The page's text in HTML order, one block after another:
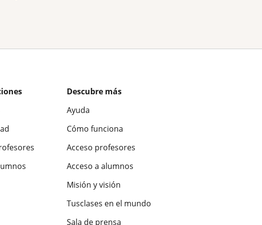
Descubre más
Ayuda
Cómo funciona
Acceso profesores
Acceso a alumnos
Misión y visión
Tusclases en el mundo
Sala de prensa